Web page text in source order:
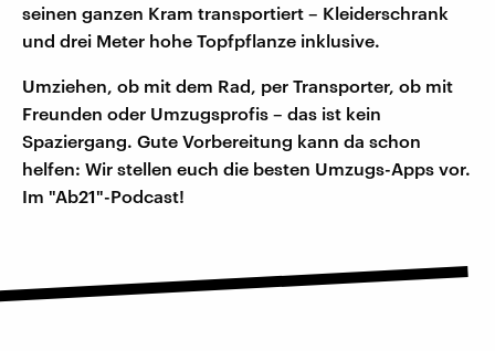
seinen ganzen Kram transportiert – Kleiderschrank
und drei Meter hohe Topfpflanze inklusive.
Umziehen, ob mit dem Rad, per Transporter, ob mit
Freunden oder Umzugsprofis – das ist kein
Spaziergang. Gute Vorbereitung kann da schon
helfen: Wir stellen euch die besten Umzugs-Apps vor.
Im "Ab21"-Podcast!